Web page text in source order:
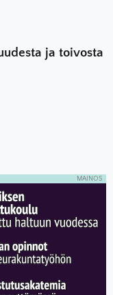
ja toivosta
MAINOS